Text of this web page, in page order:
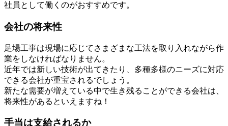
社員として働くのがおすすめです。
会社の将来性
足場工事は現場に応じてさまざまな工法を取り入れながら作
業をしなければなりません。
近年では新しい技術が出てきたり、多種多様のニーズに対応
できる会社が重宝されるでしょう。
新たな需要が増えている中で生き残ることができる会社は、
将来性があるといえますね！
手当は支給されるか